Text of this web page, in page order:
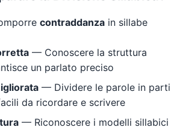
contraddanza in sillabe
— Conoscere la struttura
un parlato preciso
— Dividere le parole in parti
da ricordare e scrivere
— Riconoscere i modelli sillabici